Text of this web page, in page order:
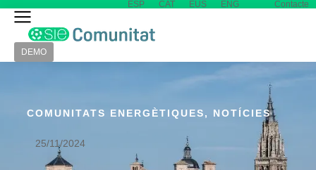
ESP CAT EUS ENG Contacte
DEMO
COMUNITATS ENERGÈTIQUES, NOTÍCIES
25/11/2024